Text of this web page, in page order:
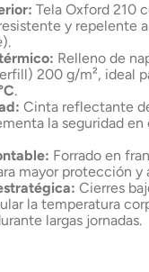
Tela Oxford 210
y repelente
).
Relleno de
200 g/m², ideal
.
Cinta reflectante
la seguridad
Forrado en
mayor protección y
Cierres
la temperatura
largas jornadas.